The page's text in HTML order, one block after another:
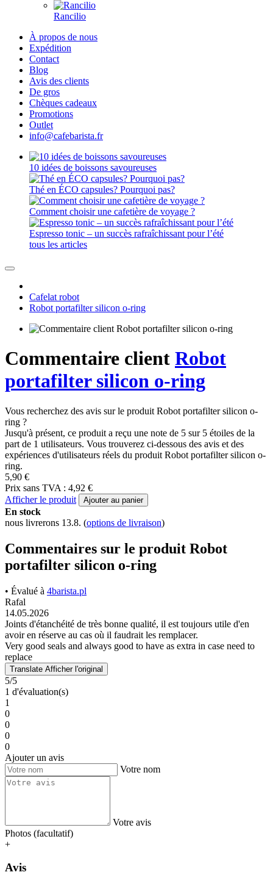
Rancilio
À propos de nous
Expédition
Contact
Blog
Avis des clients
De gros
Chèques cadeaux
Promotions
Outlet
info@cafebarista.fr
10 idées de boissons savoureuses
Thé en ÉCO capsules? Pourquoi pas?
Comment choisir une cafetière de voyage ?
Espresso tonic – un succès rafraîchissant pour l’été
tous les articles
Cafelat robot
Robot portafilter silicon o-ring
Commentaire client Robot
portafilter silicon o-ring
Vous recherchez des avis sur le produit Robot portafilter silicon o-
ring ?
Jusqu'à présent, ce produit a reçu une note de 5 sur 5 étoiles de la
part de 1 utilisateurs. Vous trouverez ci-dessous des avis et des
expériences d'utilisateurs réels du produit Robot portafilter silicon o-
ring.
5,90 €
Prix sans TVA : 4,92 €
Afficher le produit
Ajouter au panier
En stock
nous livrerons 13.8. (options de livraison)
Commentaires sur le produit Robot
portafilter silicon o-ring
• Évalué à 4barista.pl
Rafal
14.05.2026
Joints d'étanchéité de très bonne qualité, il est toujours utile d'en
avoir en réserve au cas où il faudrait les remplacer.
Very good seals and always good to have as extra in case need to
replace
Translate Afficher l'original
5/5
1 d'évaluation(s)
1
0
0
0
0
Ajouter un avis
Votre nom
Votre avis
Photos (facultatif)
+
Avis